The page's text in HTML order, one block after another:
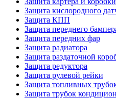
Защита кислородного
Защита КПП
Защита переднего
Защита передних фар
Защита радиатора
Защита раздаточной
Защита редуктора
Защита рулевой рейки
Защита топливных
Защита трубок